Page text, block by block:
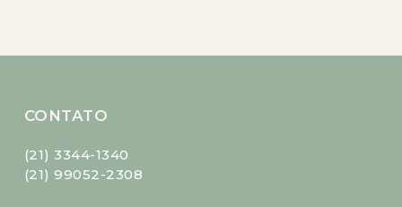
CONTATO
(21) 3344-1340
(21) 99052-2308